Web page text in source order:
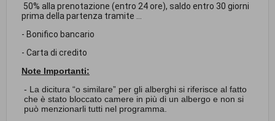
50% alla prenotazione (entro 24 ore), saldo entro 30 giorni
prima della partenza tramite ...
- Bonifico bancario
- Carta di credito
Note Importanti:
- La dicitura “o similare” per gli alberghi si riferisce al fatto
che è stato bloccato camere in più di un albergo e non si
può menzionarli tutti nel programma.